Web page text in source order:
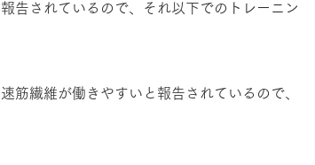
告されているので、それ以下でのトレーニン
筋繊維が働きやすいと報告されているので、